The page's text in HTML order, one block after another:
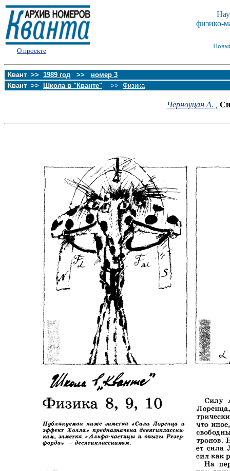
О проекте
физико-
Квант >> 1989 год >> номер 3
Квант >>
Школа в "Кванте" >> Физика
Черноуцан А. ,